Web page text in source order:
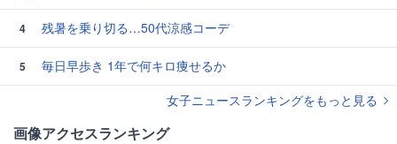
4 残暑を乗り切る…50代涼感コーデ
5
毎日早歩き 1年で何キロ痩せるか
女子ニュースランキングをもっと見る
画像アクセスランキング